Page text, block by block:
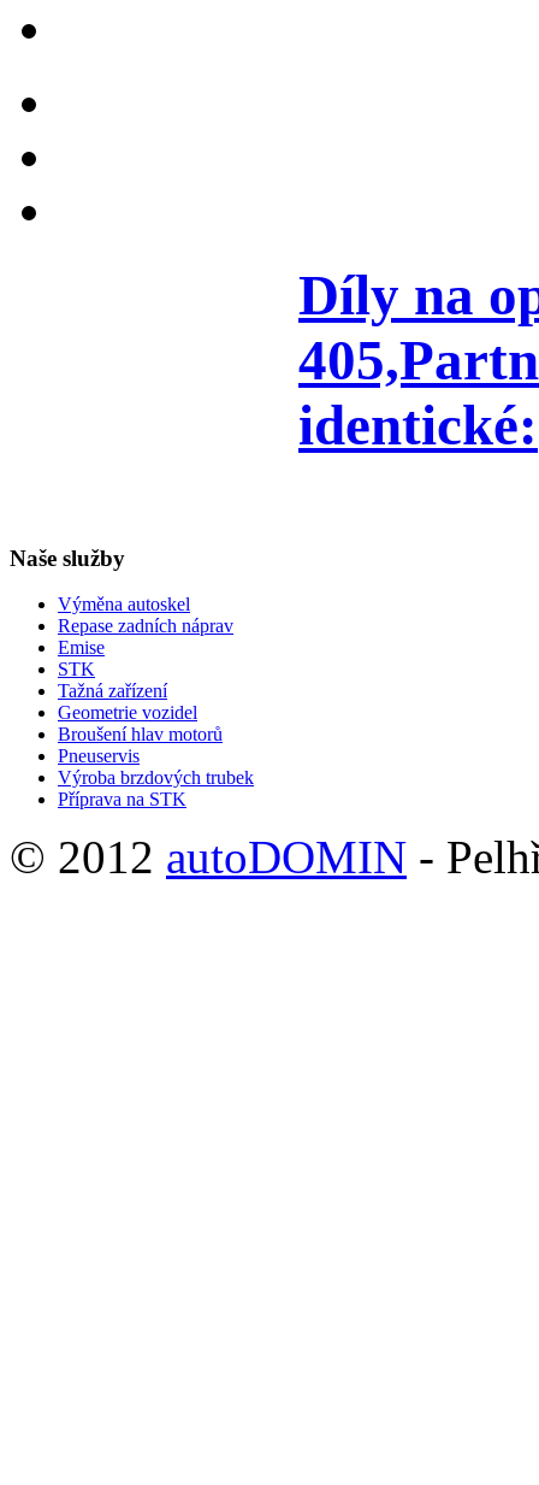
Díly na
identické:
Naše služby
Výměna autoskel
Repase zadních náprav
Emise
STK
Tažná zařízení
Geometrie vozidel
Broušení hlav motorů
Pneuservis
Výroba brzdových trubek
Příprava na STK
© 2012 autoDOMIN -